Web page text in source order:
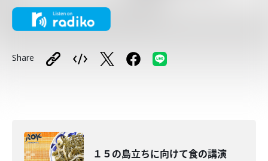
Share
１５の島立ちに向けて食の講演